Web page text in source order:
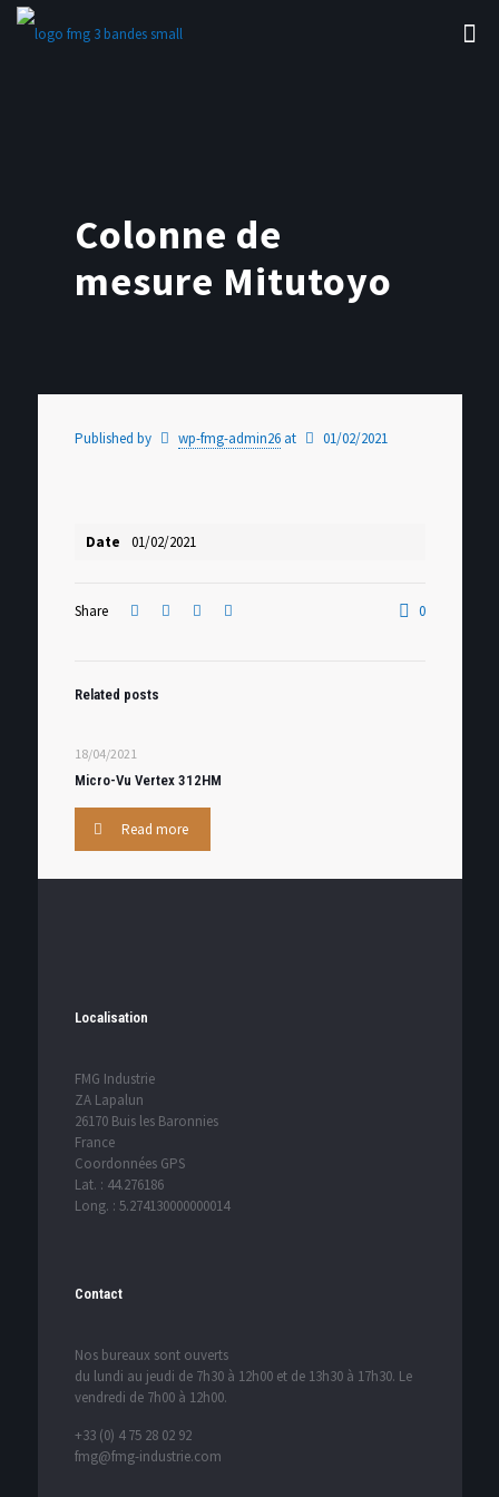
Colonne de
mesure Mitutoyo
Published by wp-fmg-admin26 at 01/02/2021
Date 01/02/2021
Share 0
Related posts
18/04/2021
Micro-Vu Vertex 312HM
Read more
Localisation
FMG Industrie
ZA Lapalun
26170 Buis les Baronnies
France
Coordonnées GPS
Lat. : 44.276186
Long. : 5.274130000000014
Contact
Nos bureaux sont ouverts
du lundi au jeudi de 7h30 à 12h00 et de 13h30 à 17h30. Le
vendredi de 7h00 à 12h00.
+33 (0) 4 75 28 02 92
fmg@fmg-industrie.com